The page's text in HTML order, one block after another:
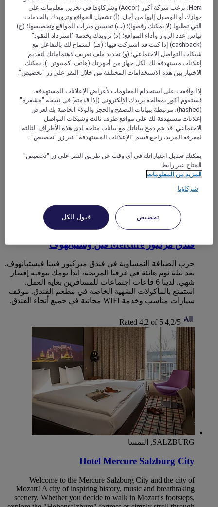
GRAZ, النمسا
Hotel Mercure Graz City
The 4-star Mercure Hotel Graz City is located in the trendy
Lend district, making it the perfect location for your stay in
the center of Graz! The hotel has 143 comfortable rooms and
suites, suitable for your next business stay or city trip with the
family! The main attractions, excellent restaurants and bars,
4,7/5
Rated 4,7 of 5
فيينا, النمسا
فندق مركيور Mercure فين وستبانهوف
جرب الضيافة النمساوية في فندق ميركيور فيينا فيستبانهوف.
بعد ليلة نوم هانئة في غرفنا المريحة، ابدأ يومك ببوفيه إفطار
شهي. لدينا 6 قاعات اجتماعات للمسافرين بغاية العمل.
استمتع بالمأكولات الشهية الخاصة في مطعم الفندق. موقف
سيارات مناسب وخدمة WIFI مجانية في جميع أنحاء الفندق.
4,2/5
Rated 4,2 of 5
SALZBURG, النمسا
Hotel Mercure Salzburg City
Welcome to the Mercure Salzburg City and the city of
Mozart! A city of inspiring history, music and breathtaking
scenery. Whether you decide to walk in Mozart's footsteps,
Hera، ترغب شركة أكور (Accor) وشركاؤها في تخزين معلومات على
جهازك أو الوصول إليها من أجل: (أ) تشغيل المواقع وتزويدك بالخدمات
التي تطلبها (لا يمكنك رفضها)؛ (ب) تحسين ميزات المواقع وتخصيصها؛ (ج)
قياس عدد الزوار وأداء المواقع؛ (د) تزويدك بخدمة "استرداد النقود"
(cashback) إذا كنت قد اشتركت فيها؛ (هـ) السماح لك بالتفاعل مع
شبكات التواصل الاجتماعي؛ (و) تحديد ملف تعريف لاهتماماتك لتقديم
إعلانات مستهدفة لك. لكل جهاز من أجهزتك (هاتف، كمبيوتر...)، يمكنك
الاختيار بين هذه الاستخدامات المختلفة من خلال النقر على زر "تخصيص".
إذا وافقت على استخدام المعلومات لأغراض الإعلانات المستهدفة،
فستقوم أكور بمعالجة بريدك الإلكتروني (إذا قدمته) في نسخة "مشفرة"
(hashed)، مرتبطة ببيانات التصفح والحجز والولاء الخاصة بك لعرض
إعلانات مستهدفة لك على مواقع طرف ثالث وشبكات التواصل
الاجتماعي. قد يتم دمج بياناتك مع بيانات متاحة لدى هذه الأطراف الثالثة.
لمعرفة المزيد، راجع قسم "الإعلانات المستهدفة" عبر زر "تخصيص".
يمكنك تعديل اختياراتك في أي وقت عن طريق النقر على زر "تخصيص"
المتاح عبر رابط
المزيد من المعلومات
شركاؤنا
تخصيص قبول الكل